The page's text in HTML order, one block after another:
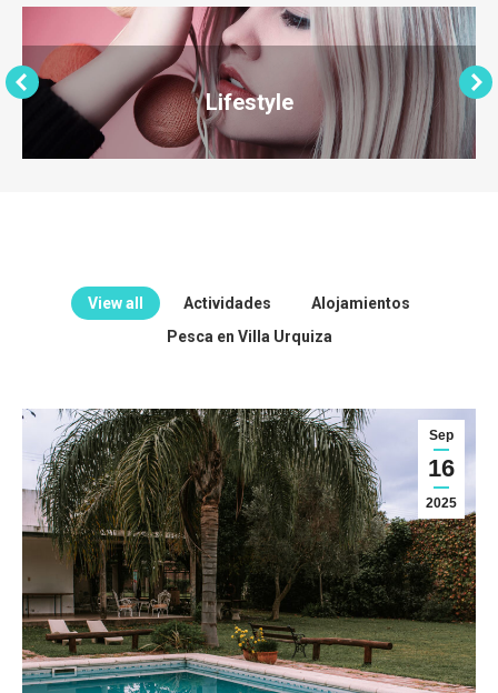
Lifestyle
View all Actividades
Alojamientos
Pesca en Villa Urquiza
Sep
16
2025